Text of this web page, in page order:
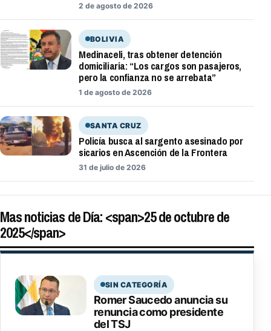
2 de agosto de 2026
BOLIVIA
Medinaceli, tras obtener detención
domiciliaria: “Los cargos son pasajeros,
pero la confianza no se arrebata”
1 de agosto de 2026
SANTA CRUZ
Policía busca al sargento asesinado por
sicarios en Ascención de la Frontera
31 de julio de 2026
Mas noticias de Día: <span>25 de octubre de
2025</span>
SIN CATEGORÍA
Romer Saucedo anuncia su
renuncia como presidente
del TSJ